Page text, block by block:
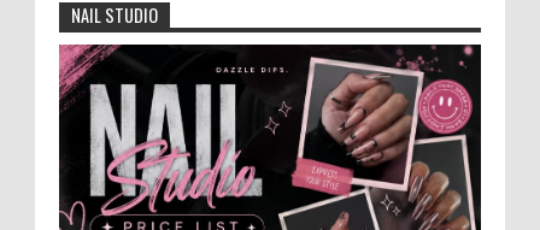
Kabupaten Jember 2026-2031
Jajaran Dewan Pengurus DPC Kabupaten
Jember 2025-2031, saat foto bersama
usai acara pelantikan di Gedung Jember Nusantara,
Selasa 28 Juli 2...
Dukung Pariwisata Polres Magetan Turut
Ambil Bagian Trail Run Ring of Lawu 2026
NAIL STUDIO